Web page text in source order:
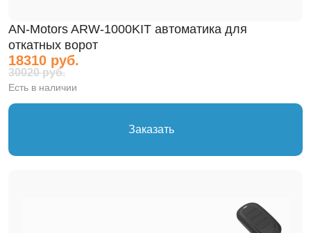
AN-Motors ARW-1000KIT автоматика для
откатных ворот
30020 руб.
18310 руб.
Есть в наличии
Заказать